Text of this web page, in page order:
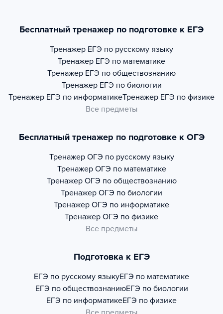
Бесплатный тренажер по подготовке к ЕГЭ
Тренажер ЕГЭ по русскому языку
Тренажер ЕГЭ по математике
Тренажер ЕГЭ по обществознанию
Тренажер ЕГЭ по биологии
Тренажер ЕГЭ по информатикеТренажер ЕГЭ по физике
Все предметы
Бесплатный тренажер по подготовке к ОГЭ
Тренажер ОГЭ по русскому языку
Тренажер ОГЭ по математике
Тренажер ОГЭ по обществознанию
Тренажер ОГЭ по биологии
Тренажер ОГЭ по информатике
Тренажер ОГЭ по физике
Все предметы
Подготовка к ЕГЭ
ЕГЭ по русскому языкуЕГЭ по математике
ЕГЭ по обществознаниюЕГЭ по биологии
ЕГЭ по информатикеЕГЭ по физике